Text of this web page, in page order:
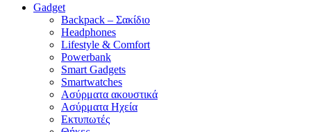
Gadget
Backpack – Σακίδιο
Headphones
Lifestyle & Comfort
Powerbank
Smart Gadgets
Smartwatches
Ασύρματα ακουστικά
Ασύρματα Ηχεία
Εκτυπωτές